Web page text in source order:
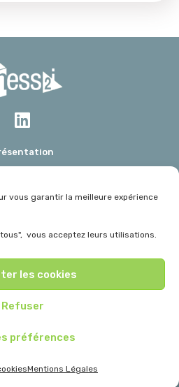
vous garantir la meilleure expérience
vous acceptez leurs utilisations.
les cookies
Refuser
préférences
Mentions Légales
SNESSII 2020